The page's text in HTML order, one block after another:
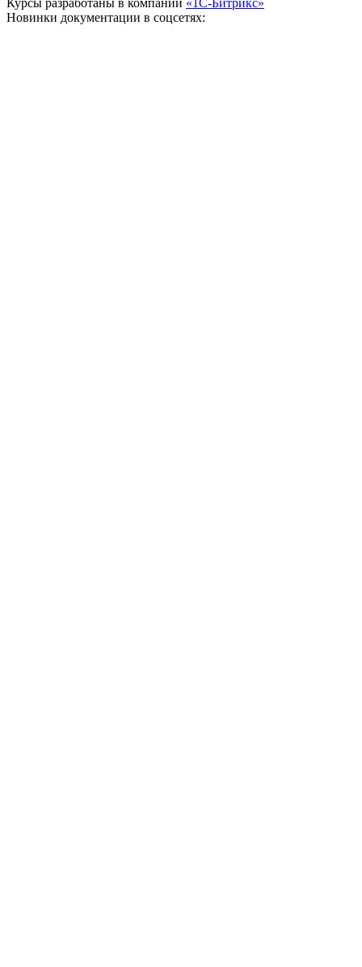
Новинки документации в соцсетях: